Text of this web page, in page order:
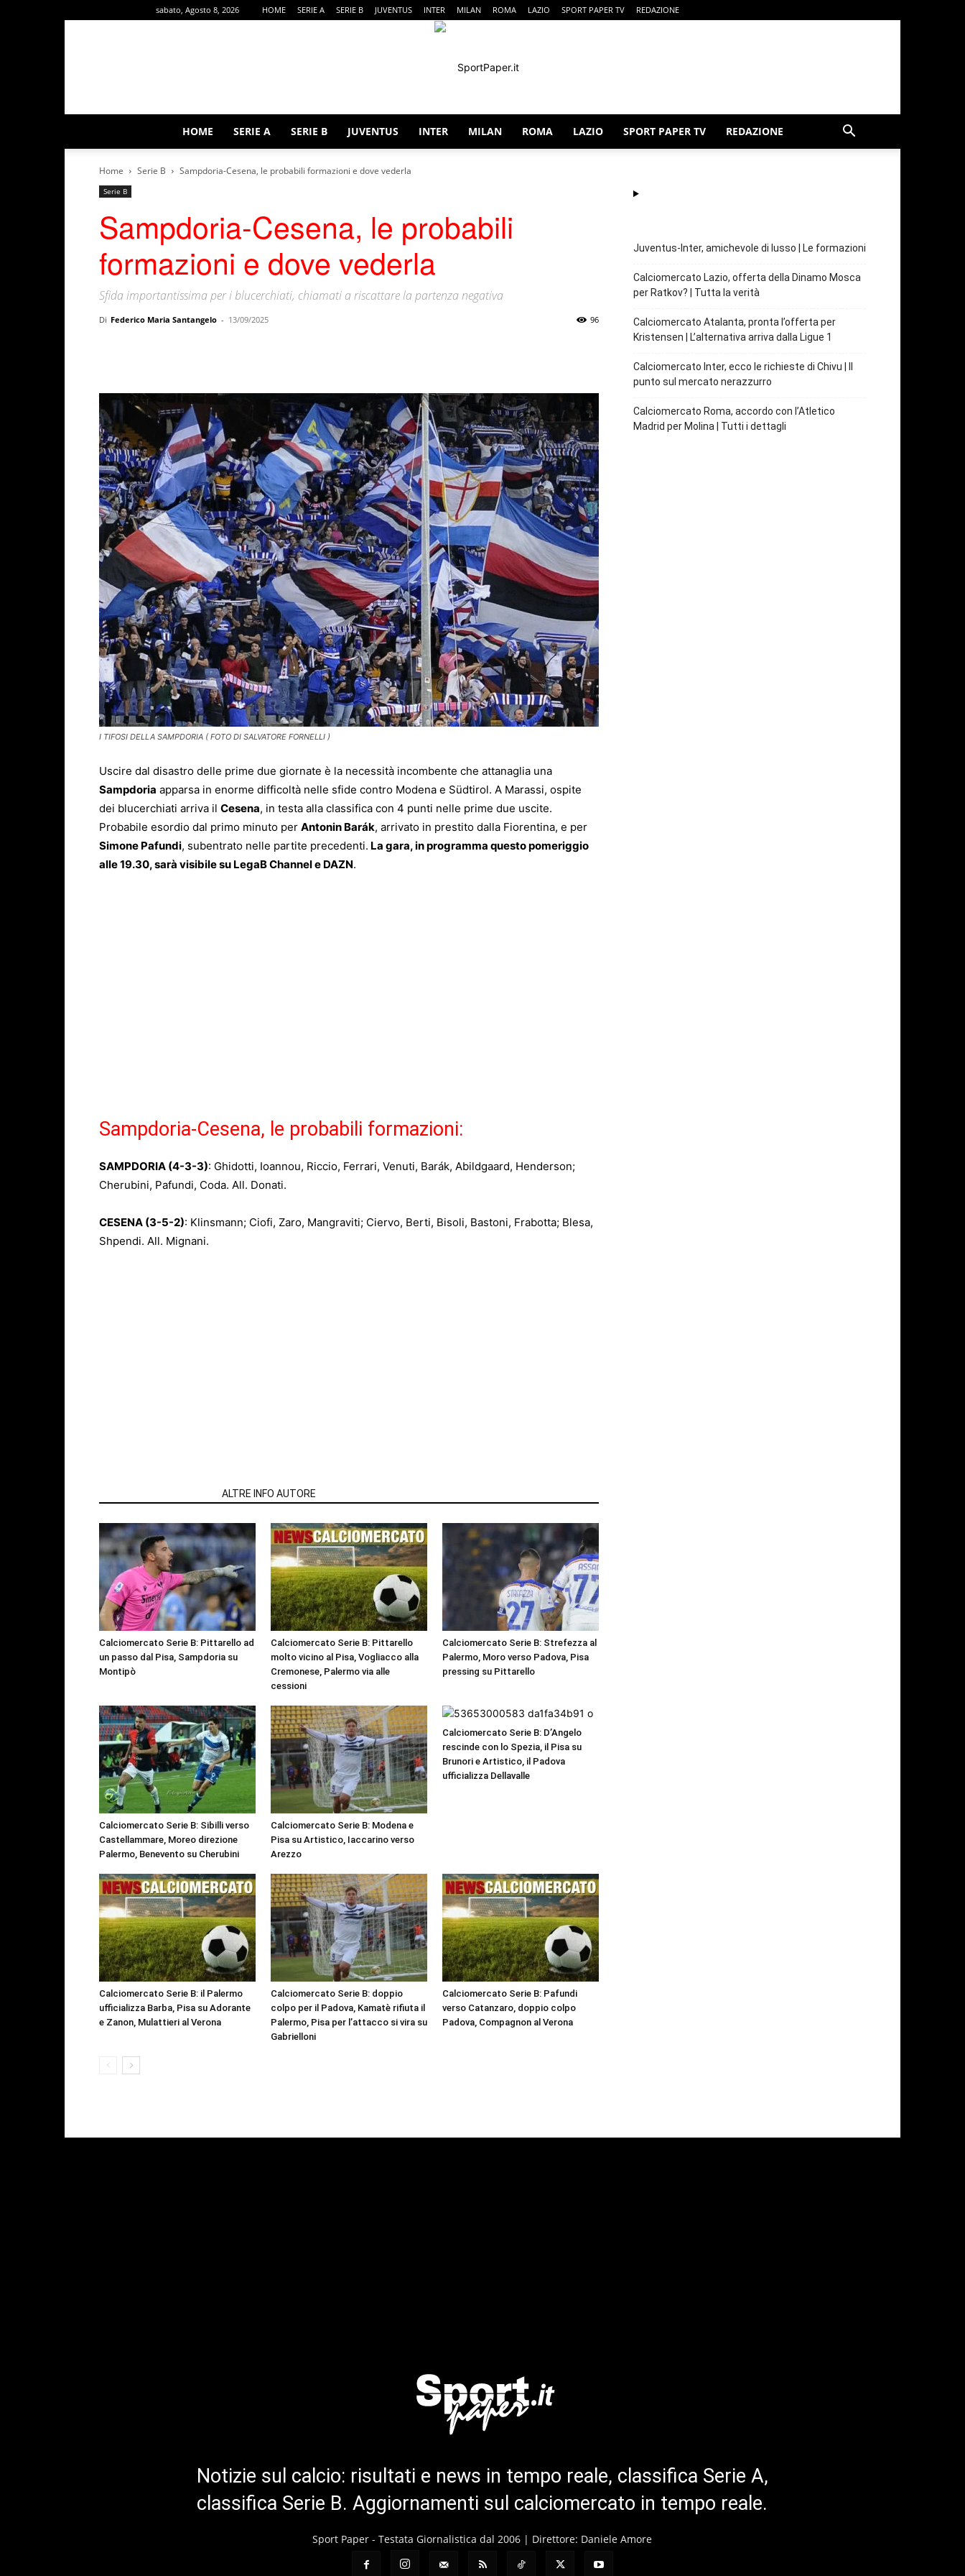
sabato, Agosto 8, 2026 HOME SERIE A SERIE B JUVENTUS INTER MILAN ROMA LAZIO SPORT PAPER TV REDAZIONE
HOME SERIE A SERIE B JUVENTUS INTER MILAN ROMA LAZIO SPORT PAPER TV REDAZIONE
Home Serie B Sampdoria-Cesena, le probabili formazioni e dove vederla
Serie B
Sampdoria-Cesena, le probabili
formazioni e dove vederla
Sfida importantissima per i blucerchiati, chiamati a riscattare la partenza negativa
Di Federico Maria Santangelo - 13/09/2025 96
I TIFOSI DELLA SAMPDORIA ( FOTO DI SALVATORE FORNELLI )
Uscire dal disastro delle prime due giornate è la necessità incombente che attanaglia una
Sampdoria apparsa in enorme difficoltà nelle sfide contro Modena e Südtirol. A Marassi, ospite
dei blucerchiati arriva il Cesena, in testa alla classifica con 4 punti nelle prime due uscite.
Probabile esordio dal primo minuto per Antonin Barák, arrivato in prestito dalla Fiorentina, e per
Simone Pafundi, subentrato nelle partite precedenti. La gara, in programma questo pomeriggio
alle 19.30, sarà visibile su LegaB Channel e DAZN.
Sampdoria-Cesena, le probabili formazioni:
SAMPDORIA (4-3-3): Ghidotti, Ioannou, Riccio, Ferrari, Venuti, Barák, Abildgaard, Henderson;
Cherubini, Pafundi, Coda. All. Donati.
CESENA (3-5-2): Klinsmann; Ciofi, Zaro, Mangraviti; Ciervo, Berti, Bisoli, Bastoni, Frabotta; Blesa,
Shpendi. All. Mignani.
ALTRE INFO AUTORE
Calciomercato Serie B: Pittarello ad
un passo dal Pisa, Sampdoria su
Montipò
Calciomercato Serie B: Pittarello
molto vicino al Pisa, Vogliacco alla
Cremonese, Palermo via alle
cessioni
Calciomercato Serie B: Strefezza al
Palermo, Moro verso Padova, Pisa
pressing su Pittarello
Calciomercato Serie B: Sibilli verso
Castellammare, Moreo direzione
Palermo, Benevento su Cherubini
Calciomercato Serie B: Modena e
Pisa su Artistico, Iaccarino verso
Arezzo
Calciomercato Serie B: D’Angelo
rescinde con lo Spezia, il Pisa su
Brunori e Artistico, il Padova
ufficializza Dellavalle
Calciomercato Serie B: il Palermo
ufficializza Barba, Pisa su Adorante
e Zanon, Mulattieri al Verona
Calciomercato Serie B: doppio
colpo per il Padova, Kamatè rifiuta il
Palermo, Pisa per l’attacco si vira su
Gabrielloni
Calciomercato Serie B: Pafundi
verso Catanzaro, doppio colpo
Padova, Compagnon al Verona
Juventus-Inter, amichevole di lusso | Le formazioni
Calciomercato Lazio, offerta della Dinamo Mosca
per Ratkov? | Tutta la verità
Calciomercato Atalanta, pronta l’offerta per
Kristensen | L’alternativa arriva dalla Ligue 1
Calciomercato Inter, ecco le richieste di Chivu | Il
punto sul mercato nerazzurro
Calciomercato Roma, accordo con l’Atletico
Madrid per Molina | Tutti i dettagli
Notizie sul calcio: risultati e news in tempo reale, classifica Serie A,
classifica Serie B. Aggiornamenti sul calciomercato in tempo reale.
Sport Paper - Testata Giornalistica dal 2006 | Direttore: Daniele Amore